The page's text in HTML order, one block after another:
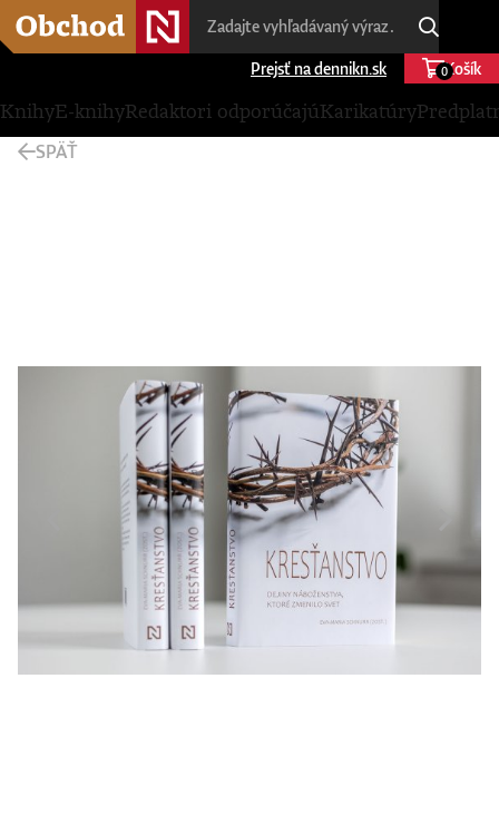
Prejsť na dennikn.sk Košík
0
KnihyE-knihyRedaktori odporúčajúKarikatúry
SPÄŤ